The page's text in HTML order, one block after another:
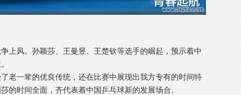
上风。孙颖莎、王曼昱、王楚钦等选手的崛起，预示着中
老一辈的优良传统，还在比赛中展现出我方专有的时间特
的时间全面，齐代表着中国乒乓球新的发展场合。